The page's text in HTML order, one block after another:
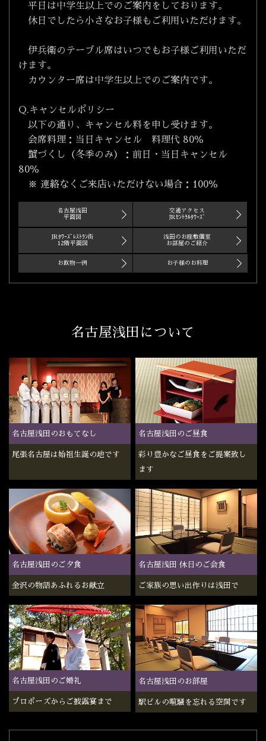
平日は中学生以上でのご案内をしております。
休日でしたら小さなお子様もご利用いただけます。
伊兵衛のテーブル席はいつでもお子様ご利用いただ
けます。
カウンター席は中学生以上でのご案内です。
Q.キャンセルポリシー
以下の通り、キャンセル料を申し受けます。
会席料理：当日キャンセル 料理代 80％
蟹づくし（冬季のみ）：前日・当日キャンセル
80％
※ 連絡なくご来店いただけない場合：100％
名古屋浅田
平面図
交通アクセス
JRｾﾝﾄﾗﾙﾀﾜｰｽﾞ
JRﾀﾜｰｽﾞﾚｽﾄﾗﾝ街
12階平面図
浅田のお座敷個室
お部屋のご紹介
お飲物一例 お子様のお料理
名古屋浅田について
名古屋浅田のおもてなし
尾張名古屋は始祖生誕の地です
名古屋浅田のご昼食
彩り豊かなご昼食をご提案致し
ます
名古屋浅田のご夕食
金沢の物語あふれるお献立
名古屋浅田 休日のご会食
ご家族の思い出作りは浅田で
名古屋浅田のご婚礼
プロポーズからご披露宴まで
名古屋浅田のお部屋
駅ビルの喧騒を忘れる空間です